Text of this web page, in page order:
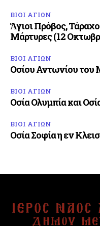
ΒΙΟΙ ΑΓΙΩΝ
Ἅγιοι Πρόβος,
Μάρτυρες (12
ΒΙΟΙ ΑΓΙΩΝ
Οσίου Αντωνίου του
ΒΙΟΙ ΑΓΙΩΝ
Οσία Ολυμπία και
ΒΙΟΙ ΑΓΙΩΝ
Οσία Σοφία η εν